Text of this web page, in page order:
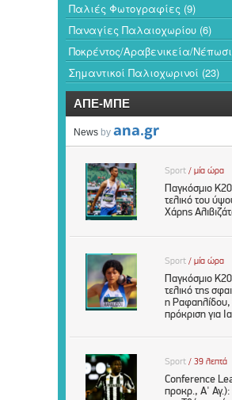
Παλιές Φωτογραφίες (9)
Παναγίες Παλαιοχωρίου (6)
Ποκρέντος/Αραβενικεία/Νέπωσι
Σημαντικοί Παλιοχωρινοί (23)
ΑΠΕ-ΜΠΕ